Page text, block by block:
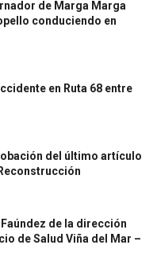
de Marga Marga
conduciendo en
en Ruta 68 entre
del último artículo
de la dirección
de Salud Viña del Mar –